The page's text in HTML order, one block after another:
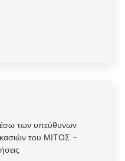
των υπεύθυνων
του ΜΙΤΟΣ –